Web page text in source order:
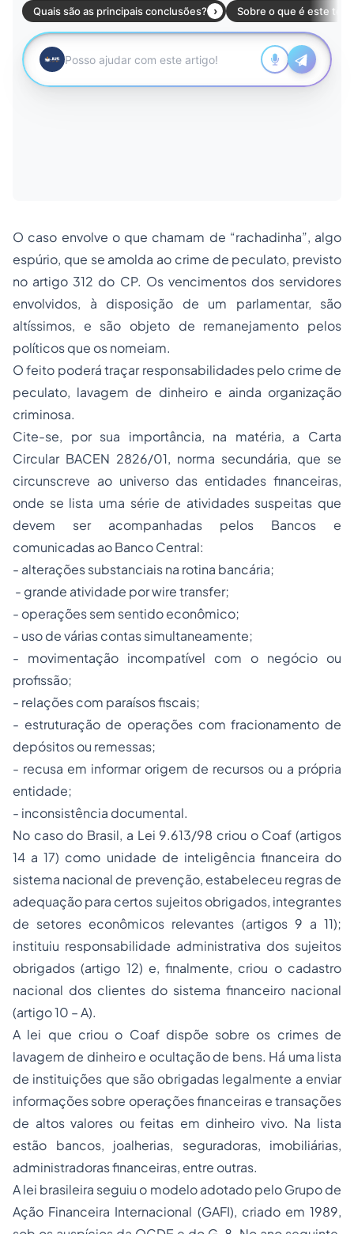
O caso envolve o que chamam de “rachadinha”, algo
espúrio, que se amolda ao crime de peculato, previsto
no artigo 312 do CP. Os vencimentos dos servidores
envolvidos, à disposição de um parlamentar, são
altíssimos, e são objeto de remanejamento pelos
políticos que os nomeiam.
O feito poderá traçar responsabilidades pelo crime de
peculato, lavagem de dinheiro e ainda organização
criminosa.
Cite-se, por sua importância, na matéria, a Carta
Circular BACEN 2826/01, norma secundária, que se
circunscreve ao universo das entidades financeiras,
onde se lista uma série de atividades suspeitas que
devem ser acompanhadas pelos Bancos e
comunicadas ao Banco Central:
- alterações substanciais na rotina bancária;
- grande atividade por wire transfer;
- operações sem sentido econômico;
- uso de várias contas simultaneamente;
- movimentação incompatível com o negócio ou
profissão;
- relações com paraísos fiscais;
- estruturação de operações com fracionamento de
depósitos ou remessas;
- recusa em informar origem de recursos ou a própria
entidade;
- inconsistência documental.
No caso do Brasil, a Lei 9.613/98 criou o Coaf (artigos
14 a 17) como unidade de inteligência financeira do
sistema nacional de prevenção, estabeleceu regras de
adequação para certos sujeitos obrigados, integrantes
de setores econômicos relevantes (artigos 9 a 11);
instituiu responsabilidade administrativa dos sujeitos
obrigados (artigo 12) e, finalmente, criou o cadastro
nacional dos clientes do sistema financeiro nacional
(artigo 10 – A).
A lei que criou o Coaf dispõe sobre os crimes de
lavagem de dinheiro e ocultação de bens. Há uma lista
de instituições que são obrigadas legalmente a enviar
informações sobre operações financeiras e transações
de altos valores ou feitas em dinheiro vivo. Na lista
estão bancos, joalherias, seguradoras, imobiliárias,
administradoras financeiras, entre outras.
A lei brasileira seguiu o modelo adotado pelo Grupo de
Ação Financeira Internacional (GAFI), criado em 1989,